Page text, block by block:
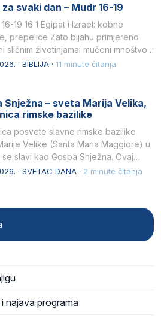
svaki dan – Mudr 16-19
19 16 1 Egipat i Izrael: kobne
prepelice Zato bijahu primjereno
sličnim životinjamai mučeni mnoštvom
A narod…
· BIBLIJA · 11 minute čitanja
Snježna – sveta Marija Velika,
rimske bazilike
posvete slavne rimske bazilike
Velike (Santa Maria Maggiore) u
slavi kao Gospa Snježna. Ovaj
Maria…
· SVETAC DANA · 2 minute čitanja
najava programa